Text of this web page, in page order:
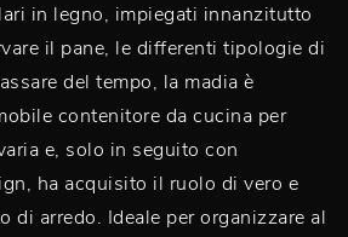
in legno, impiegati innanzitutto
il pane, le differenti tipologie di
del tempo, la madia è
contenitore da cucina per
e, solo in seguito con
ha acquisito il ruolo di vero e
di arredo. Ideale per organizzare al